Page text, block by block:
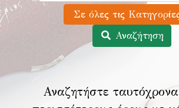
Αναζήτηση
Αναζητήστε